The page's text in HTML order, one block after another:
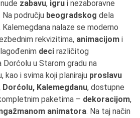
nude zabavu, igru i nezaboravne
Na području beogradskog dela
nalaze se moderno
rekvizitima, animacijom i
deci različitog
Dorćolu u Starom gradu na
kao i svima koji planiraju proslavu
Kalemegdanu, dostupne
paketima – dekoracijom,
animatora. Na taj način